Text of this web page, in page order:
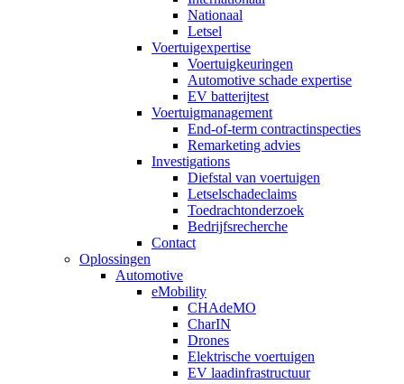
Nationaal
Letsel
Voertuigexpertise
Voertuigkeuringen
Automotive schade expertise
EV batterijtest
Voertuigmanagement
End-of-term contractinspecties
Remarketing advies
Investigations
Diefstal van voertuigen
Letselschadeclaims
Toedrachtonderzoek
Bedrijfsrecherche
Contact
Oplossingen
Automotive
eMobility
CHAdeMO
CharIN
Drones
Elektrische voertuigen
EV laadinfrastructuur